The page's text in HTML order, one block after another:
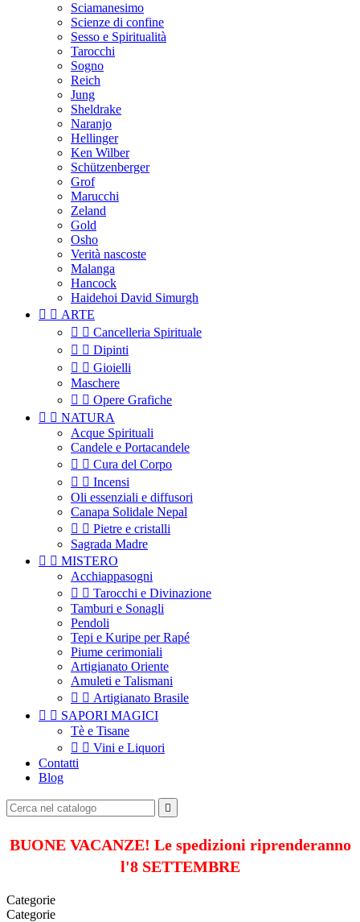
Sciamanesimo
Scienze di confine
Sesso e Spiritualità
Tarocchi
Sogno
Reich
Jung
Sheldrake
Naranjo
Hellinger
Ken Wilber
Schützenberger
Grof
Marucchi
Zeland
Gold
Osho
Verità nascoste
Malanga
Hancock
Haidehoi David Simurgh
  ARTE
  Cancelleria Spirituale
  Dipinti
  Gioielli
Maschere
  Opere Grafiche
  NATURA
Acque Spirituali
Candele e Portacandele
  Cura del Corpo
  Incensi
Oli essenziali e diffusori
Canapa Solidale Nepal
  Pietre e cristalli
Sagrada Madre
  MISTERO
Acchiappasogni
  Tarocchi e Divinazione
Tamburi e Sonagli
Pendoli
Tepi e Kuripe per Rapé
Piume cerimoniali
Artigianato Oriente
Amuleti e Talismani
  Artigianato Brasile
  SAPORI MAGICI
Tè e Tisane
  Vini e Liquori
Contatti
Blog

BUONE VACANZE! Le spedizioni riprenderanno
l'8 SETTEMBRE
Categorie
Categorie